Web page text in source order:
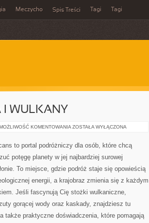
Meczycho Spis Treści Tagi Tagi
I WULKANY
KOMENTOWANIA KRATEROWE
WULKANY
ZOSTAŁA WYŁĄCZONA
to portal podróżniczy dla osób, które chcą
potęgę planety w jej najbardziej surowej
To miejsce, gdzie podróż staje się opowieścią
energii, a krajobraz zmienia się z każdym
Jeśli fascynują Cię stożki wulkaniczne,
gorącej wody oraz kaskady, znajdziesz tu
także praktyczne doświadczenia, które pomagają